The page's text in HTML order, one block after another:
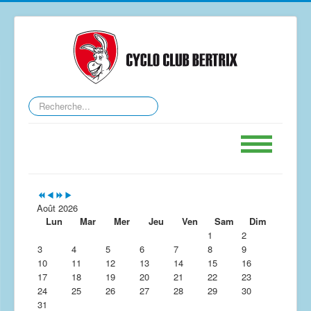
Rechercher
Calendrier
GPS
Le Club
Contact
Forum
Août 2026
Lun
Mar Mer Jeu Ven Sam
Dim
1
2
3
4 5 6 7 8
9
10
11 12 13 14 15
16
17
18 19 20 21 22
23
24
25 26 27 28 29
30
31